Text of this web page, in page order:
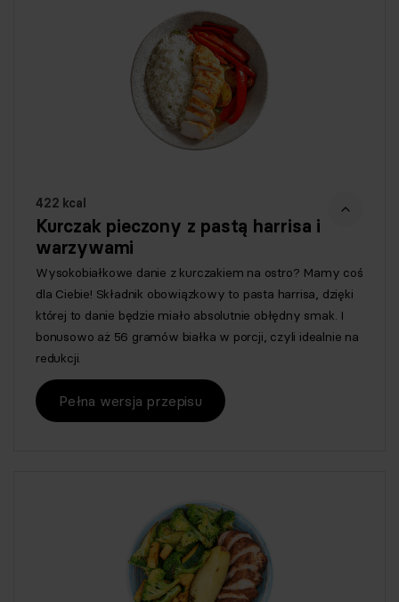
422 kcal
Kurczak pieczony z pastą harrisa i
warzywami
Wysokobiałkowe danie z kurczakiem na ostro? Mamy coś
dla Ciebie! Składnik obowiązkowy to pasta harrisa, dzięki
której to danie będzie miało absolutnie obłędny smak. I
bonusowo aż 56 gramów białka w porcji, czyli idealnie na
redukcji.
Pełna wersja przepisu